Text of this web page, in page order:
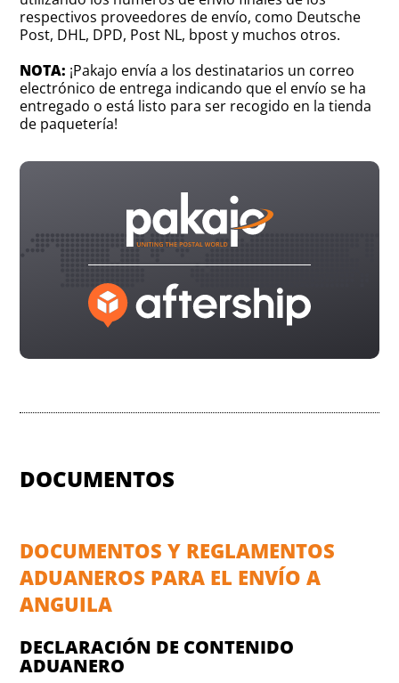
respectivos proveedores de envío, como Deutsche
Post, DHL, DPD, Post NL, bpost y muchos otros.
NOTA: ¡Pakajo envía a los destinatarios un correo
electrónico de entrega indicando que el envío se ha
entregado o está listo para ser recogido en la tienda
de paquetería!
DOCUMENTOS
DOCUMENTOS Y REGLAMENTOS
ADUANEROS PARA EL ENVÍO A
ANGUILA
DECLARACIÓN DE CONTENIDO
ADUANERO